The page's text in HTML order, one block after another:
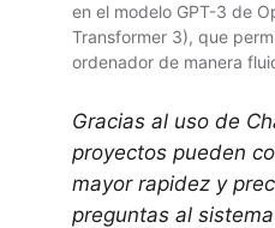
en el modelo GPT-3 de
Transformer 3), que
ordenador de manera
Gracias al uso de
proyectos pueden
mayor rapidez y
preguntas al